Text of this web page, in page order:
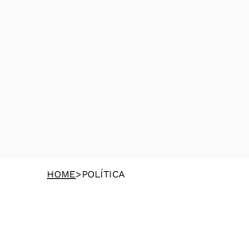
HOME>POLÍTICA